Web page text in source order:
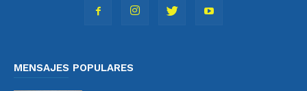
MENSAJES POPULARES